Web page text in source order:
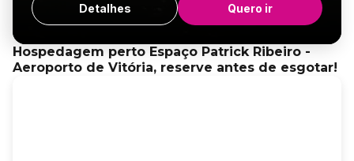
Detalhes Quero ir
Hospedagem perto Espaço Patrick Ribeiro -
Aeroporto de Vitória, reserve antes de esgotar!